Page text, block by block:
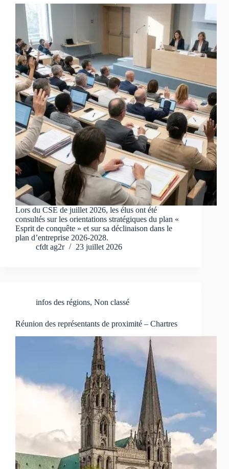
Lors du CSE de juillet 2026, les élus ont été
consultés sur les orientations stratégiques du plan «
Esprit de conquête » et sur sa déclinaison dans le
plan d’entreprise 2026-2028.
cfdt ag2r
23 juillet 2026
infos des régions, Non classé
Réunion des représentants de proximité – Chartres